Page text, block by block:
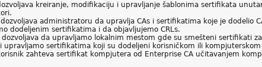
kreiranje, modifikaciju i upravljanje šablonima sertifikata
administratoru da upravlja CAs i sertifikatima koje je dodelio
dodeljenim sertifikatima i da objavljujemo CRLs.
da upravljamo lokalnim mestom gde su smešteni sertifikati
upravljamo sertifikatima koji su dodeljeni korisničkom ili
zahteva sertifikat kompjutera od Enterprise CA učitavanjem